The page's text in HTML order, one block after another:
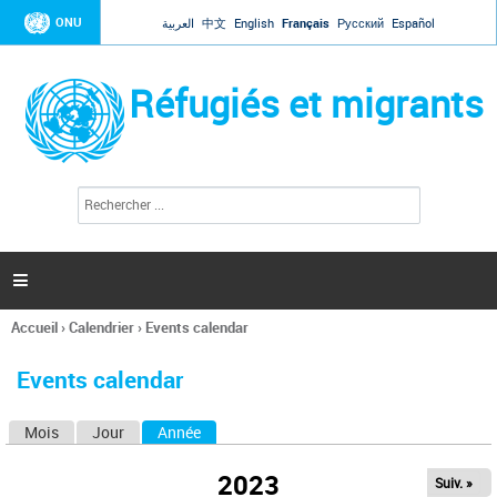
Jump to navigation
ONU العربية 中文 English Français Русский Español
Réfugiés et migrants
l
c
h
e

Vous
ici
Accueil›Calendrier› Events calendar
Events calendar
Mois Jour Année
2023 Suiv. »